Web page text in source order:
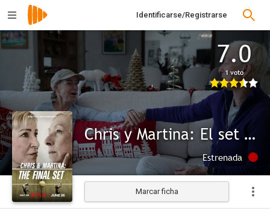
Identificarse/Registrarse
7.0
1 voto
Chris y Martina: El set decisivo
Estrenada
Marcar ficha